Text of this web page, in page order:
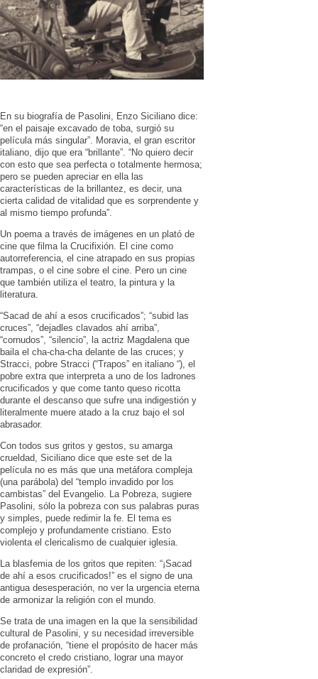
En su biografía de Pasolini, Enzo Siciliano dice:
“en el paisaje excavado de toba, surgió su
película más singular”. Moravia, el gran escritor
italiano, dijo que era “brillante”. “No quiero decir
con esto que sea perfecta o totalmente hermosa;
pero se pueden apreciar en ella las
características de la brillantez, es decir, una
cierta calidad de vitalidad que es sorprendente y
al mismo tiempo profunda”.
Un poema a través de imágenes en un plató de
cine que filma la Crucifixión. El cine como
autorreferencia, el cine atrapado en sus propias
trampas, o el cine sobre el cine. Pero un cine
que también utiliza el teatro, la pintura y la
literatura.
“Sacad de ahí a esos crucificados”; “subid las
cruces”, “dejadles clavados ahí arriba”,
“cornudos”, “silencio”, la actriz Magdalena que
baila el cha-cha-cha delante de las cruces; y
Stracci, pobre Stracci (“Trapos” en italiano “), el
pobre extra que interpreta a uno de los ladrones
crucificados y que come tanto queso ricotta
durante el descanso que sufre una indigestión y
literalmente muere atado a la cruz bajo el sol
abrasador.
Con todos sus gritos y gestos, su amarga
crueldad, Siciliano dice que este set de la
película no es más que una metáfora compleja
(una parábola) del “templo invadido por los
cambistas” del Evangelio. La Pobreza, sugiere
Pasolini, sólo la pobreza con sus palabras puras
y simples, puede redimir la fe. El tema es
complejo y profundamente cristiano. Esto
violenta el clericalismo de cualquier iglesia.
La blasfemia de los gritos que repiten: “¡Sacad
de ahí a esos crucificados!” es el signo de una
antigua desesperación, no ver la urgencia eterna
de armonizar la religión con el mundo.
Se trata de una imagen en la que la sensibilidad
cultural de Pasolini, y su necesidad irreversible
de profanación, “tiene el propósito de hacer más
concreto el credo cristiano, lograr una mayor
claridad de expresión”.